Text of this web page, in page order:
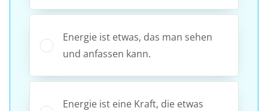
Energie ist etwas, das man sehen
und anfassen kann.
Energie ist eine Kraft, die etwas